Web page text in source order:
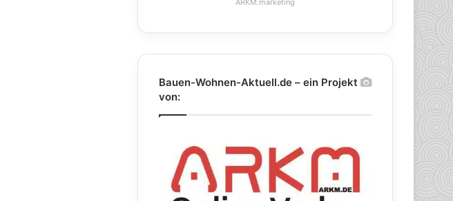
ARKM.marketing
Bauen-Wohnen-Aktuell.de – ein Projekt
von: